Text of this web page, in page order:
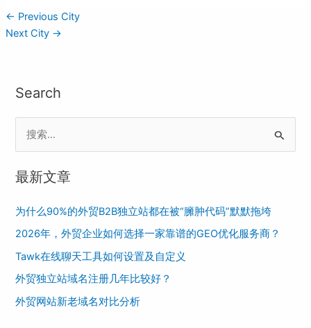
← Previous City
Next City →
Search
a
c
h
f
o
r
最新文章
为什么90%的外贸B2B独立站都在被“臃肿代码”默默拖垮
2026年，外贸企业如何选择一家靠谱的GEO优化服务商？
Tawk在线聊天工具如何设置及自定义
外贸独立站域名注册几年比较好？
外贸网站新老域名对比分析